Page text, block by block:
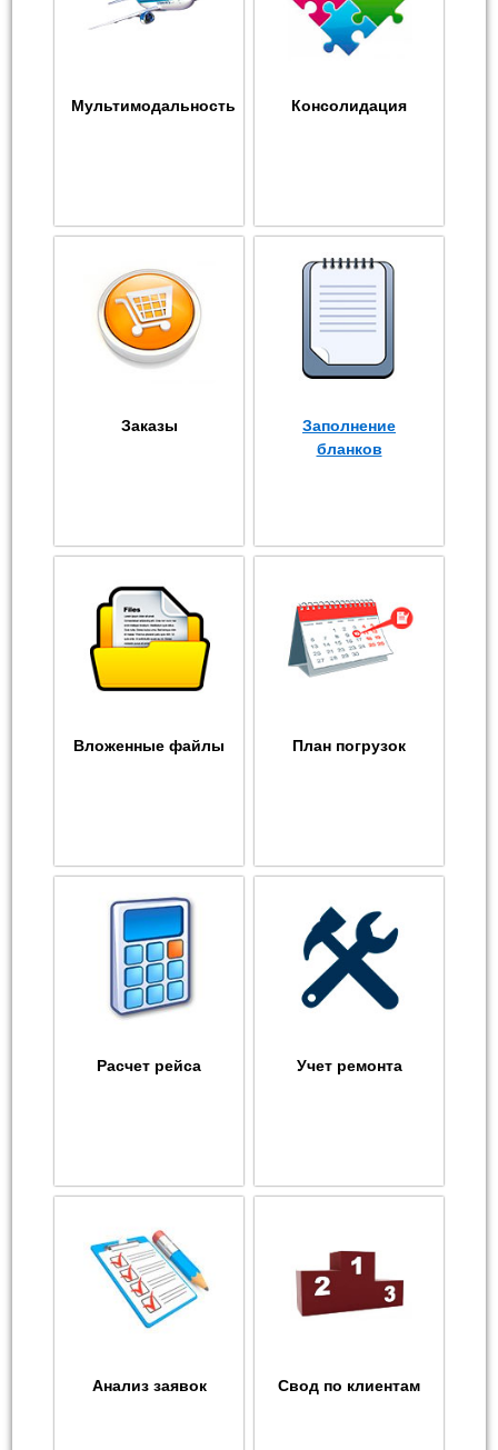
Мультимодальность Консолидация
Заказы
Заполнение
бланков
Вложенные файлы План погрузок
Расчет рейса Учет ремонта
Анализ заявок Свод по клиентам